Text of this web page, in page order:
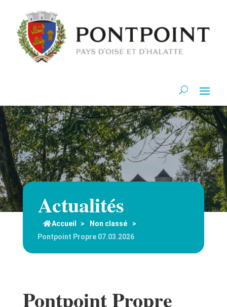
Actualités
Accueil > Non classé
>
Pontpoint Propre 07.03.2026
Pontpoint Propre